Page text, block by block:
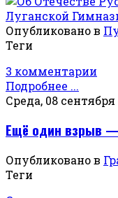
Опубликовано в
Теги
3 комментарии
Подробнее ...
Среда, 08 сентября
Ещё один взрыв
Опубликовано в
Теги